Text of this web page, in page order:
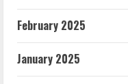
February 2025
January 2025